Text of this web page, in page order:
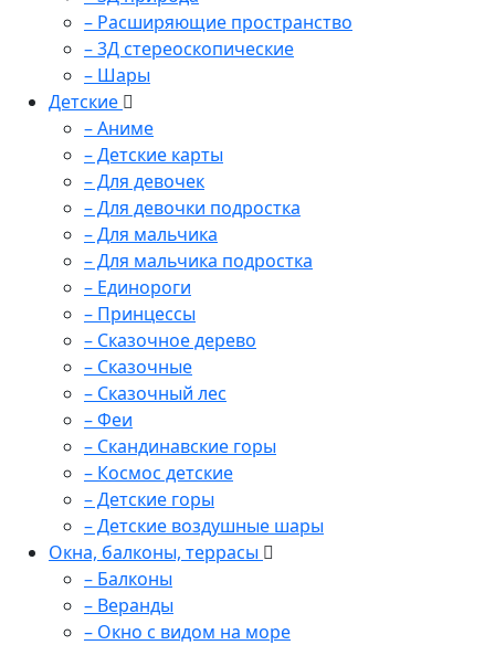
– Расширяющие пространство
– 3Д стереоскопические
– Шары
Детские
– Аниме
– Детские карты
– Для девочек
– Для девочки подростка
– Для мальчика
– Для мальчика подростка
– Единороги
– Принцессы
– Сказочное дерево
– Сказочные
– Сказочный лес
– Феи
– Скандинавские горы
– Космос детские
– Детские горы
– Детские воздушные шары
Окна, балконы, террасы
– Балконы
– Веранды
– Окно с видом на море